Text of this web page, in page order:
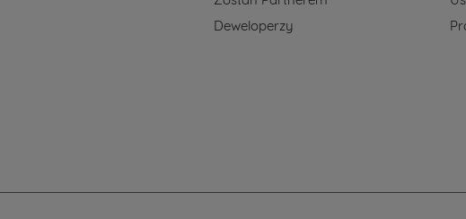
Deweloperzy